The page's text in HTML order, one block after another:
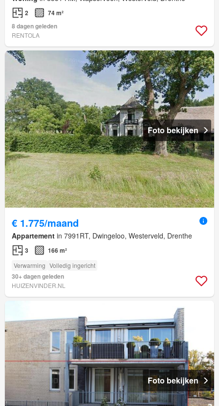
2
74 m²
8 dagen geleden
RENTOLA
Foto bekijken
€ 1.775/maand
Appartement in 7991RT, Dwingeloo, Westerveld, Drenthe
3 166 m²
Verwarming Volledig ingericht
30+ dagen geleden
HUIZENVINDER.NL
Foto bekijken